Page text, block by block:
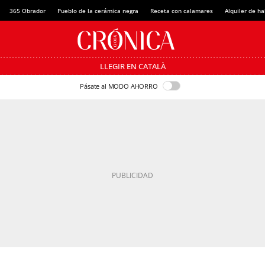
365 Obrador Pueblo de la cerámica negra Receta con calamares Alquiler de
LLEGIR EN CATALÀ
Pásate al MODO AHORRO